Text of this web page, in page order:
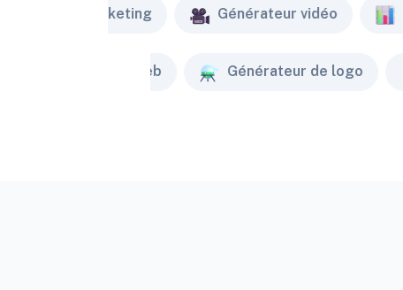
Marketing Générateur vidéo
Créateur de site web Générateur de logo